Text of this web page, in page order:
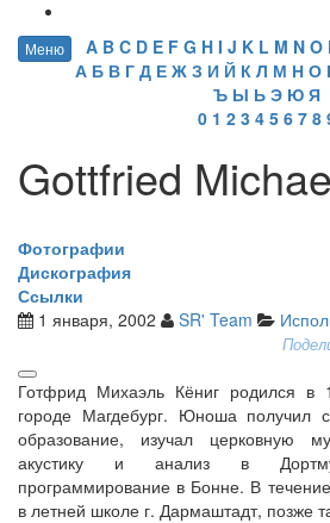
Меню A B C D E F G H I J K L M N O
А Б В Г Д Е Ж З И Й К Л М Н О
Ъ Ы Ь Э Ю Я
0 1 2 3 4 5 6 7 8
Gottfried
Фотографии
Дискография
Ссылки
1 января, 2002
SR' Team
Готфрид Михаэль Кёниг родился в
городе Магдебург. Юноша получил
образование, изучал церковную
акустику и анализ в
программирование в Бонне. В
в летней школе г. Дармаштадт, позже